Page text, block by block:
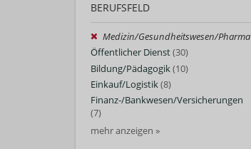
BERUFSFELD
Medizin/Gesundheitswesen/Pharma
Öffentlicher Dienst(30)
Bildung/Pädagogik(10)
Einkauf/Logistik(8)
Finanz-/Bankwesen/Versicherungen
(7)
mehr anzeigen »